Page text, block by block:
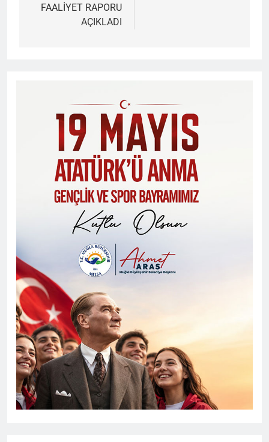
FAALİYET RAPORU
AÇIKLADI